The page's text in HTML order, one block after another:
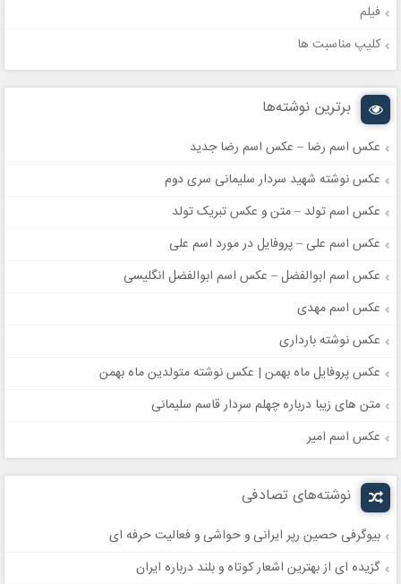
فیلم
کلیپ مناسبت ها
برترین نوشته‌ها
عکس اسم رضا – عکس اسم رضا جدید
عکس نوشته شهید سردار سلیمانی سری دوم
عکس اسم تولد – متن و عکس تبریک تولد
عکس اسم علی – پروفایل در مورد اسم علی
عکس اسم ابوالفضل – عکس اسم ابوالفضل انگلیسی
عکس اسم مهدی
عکس نوشته بارداری
عکس پروفایل ماه بهمن | عکس نوشته متولدین ماه بهمن
متن های زیبا درباره چهلم سردار قاسم سلیمانی
عکس اسم امیر
نوشته‌های تصادفی
بیوگرفی حصین رپر ایرانی و حواشی و فعالیت حرفه ای
گزیده ای از بهترین اشعار کوتاه و بلند درباره ایران